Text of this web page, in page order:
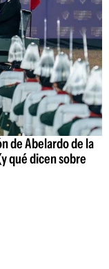
de Abelardo de la
qué dicen sobre